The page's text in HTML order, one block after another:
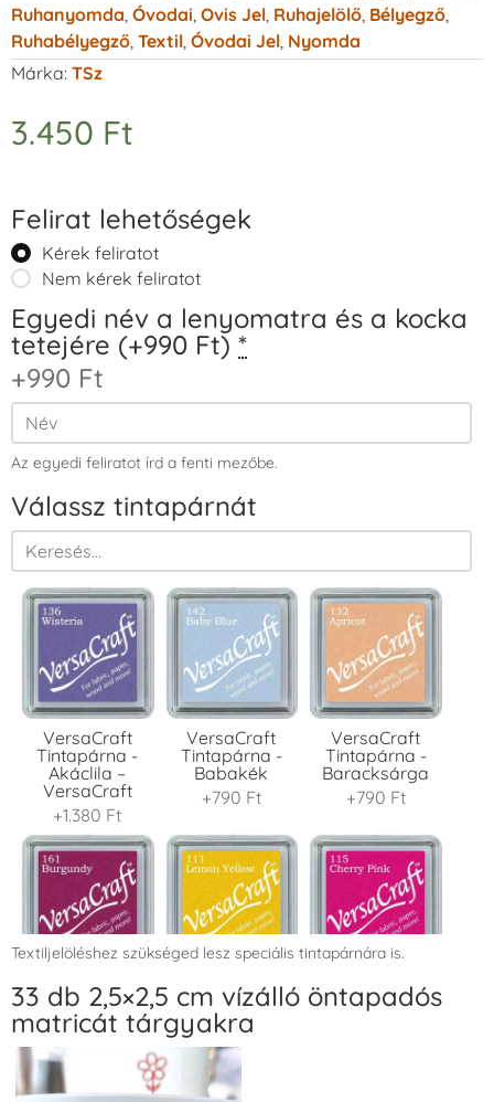
Ruhanyomda Óvodai Ovis Jel Ruhajelölő Bélyegző
Ruhabélyegző Textil Óvodai Jel Nyomda
Márka: TSz
3.450 Ft
Felirat lehetőségek
Kérek feliratot
Nem kérek feliratot
Egyedi név a lenyomatra és a kocka
tetejére (+990 Ft) *
+990 Ft
Az egyedi feliratot írd a fenti mezőbe.
Válassz tintapárnát
VersaCraft
Tintapárna -
Akáclila –
VersaCraft
+1.380 Ft
VersaCraft
Tintapárna -
Babakék
+790 Ft
VersaCraft
Tintapárna -
Baracksárga
+790 Ft
VersaCraft
Tintapárna -
Bordó
+1.380 Ft
VersaCraft
Tintapárna -
Citromsárga
+1.380 Ft
VersaCraft
Tintapárna -
Textiljelöléshez szükséged lesz speciális tintapárnára is.
33 db 2,5×2,5 cm vízálló öntapadós
matricát tárgyakra